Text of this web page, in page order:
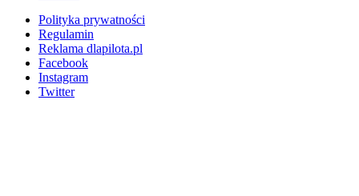
Polityka prywatności
Regulamin
Reklama dlapilota.pl
Facebook
Instagram
Twitter